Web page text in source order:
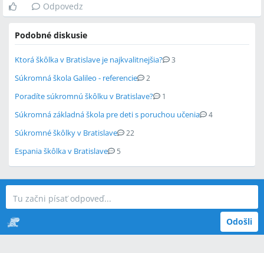
Odpovedz
Podobné diskusie
Ktorá škôlka v Bratislave je najkvalitnejšia? 3
Súkromná škola Galileo - referencie 2
Poradíte súkromnú škôlku v Bratislave? 1
Súkromná základná škola pre deti s poruchou učenia 4
Súkromné škôlky v Bratislave 22
Espania škôlka v Bratislave 5
Odošli